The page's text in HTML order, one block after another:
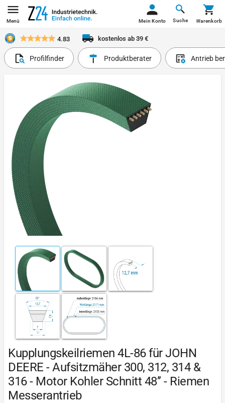
Menü Suche
Mein Konto Warenkorb
4.83 kostenlos ab 39 €
Profilfinder Produktberater Antrieb
Kupplungskeilriemen 4L-86 für JOHN
DEERE - Aufsitzmäher 300, 312, 314 &
316 - Motor Kohler Schnitt 48’’ - Riemen
Messerantrieb